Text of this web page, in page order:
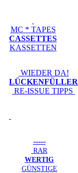
MC * TAPES
CASSETTES
KASSETTEN
WIEDER DA!
LÜCKENFÜLLER
RE-ISSUE TIPPS
-----
RAR
WERTIG
GÜNSTIGE